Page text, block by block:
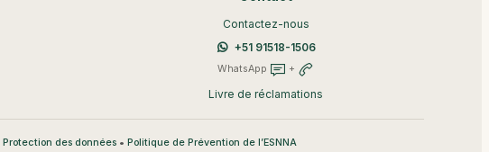
Contactez-nous
+51 91518-1506
WhatsApp +
Livre de réclamations
Protection des données• Politique de Prévention de l’ESNNA